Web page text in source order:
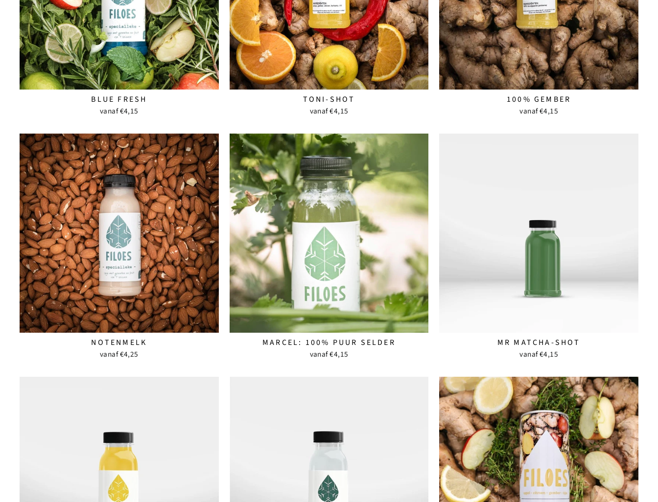
BLUE FRESH
vanaf €4,15
TONI-SHOT
vanaf €4,15
100% GEMBER
vanaf €4,15
NOTENMELK
vanaf €4,25
MARCEL: 100% PUUR SELDER
vanaf €4,15
MR MATCHA-SHOT
vanaf €4,15